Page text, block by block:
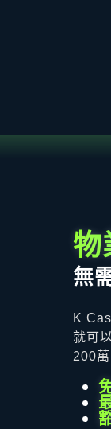
物
無
K
就可
200